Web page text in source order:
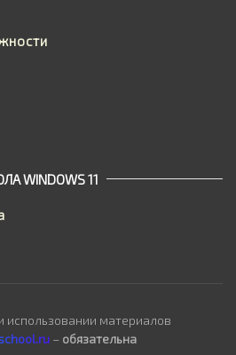
WINDOWS 11
материалов
– обязательна